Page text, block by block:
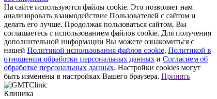
На сайте используются файлы cookie. Это позволяет нам
анализировать взаимодействие Пользователей с сайтом и
делать его лучше. Продолжая пользоваться сайтом, Вы
соглашаетесь с использованием файлов cookie. Для получения
дополнительной информации Вы можете ознакомиться с
нашей Политикой использования файлов cookie, Политикой в
отношении обработки персональных данных и Согласием об
обработке персональных данных. Настройки cookies могут
быть изменены в настройках Вашего браузера. Принять
Клиника